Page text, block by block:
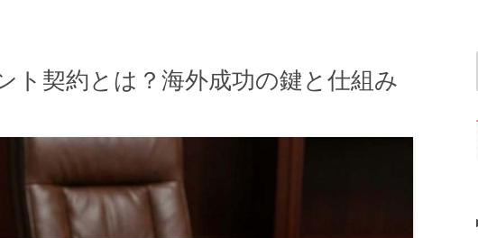
ト契約とは？海外成功の鍵と仕組み